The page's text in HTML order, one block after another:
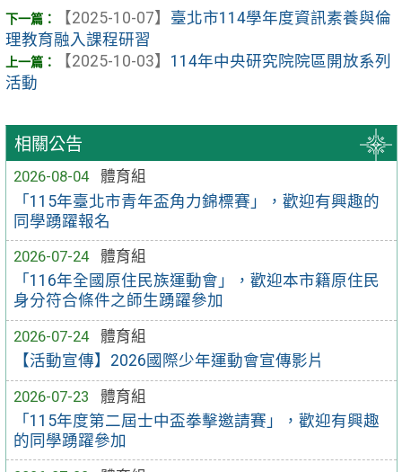
相關公告
2026-08-04
體育組
「115年臺北市青年盃角力錦標賽」，歡迎有興趣的
同學踴躍報名
2026-07-24
體育組
「116年全國原住民族運動會」，歡迎本市籍原住民
身分符合條件之師生踴躍參加
2026-07-24
體育組
【活動宣傳】2026國際少年運動會宣傳影片
2026-07-23
體育組
「115年度第二屆士中盃拳擊邀請賽」，歡迎有興趣
的同學踴躍參加
【2025-10-07】 臺北市114學年度資訊素養與倫
理教育融入課程研習
【2025-10-03】 114年中央研究院院區開放系列
活動